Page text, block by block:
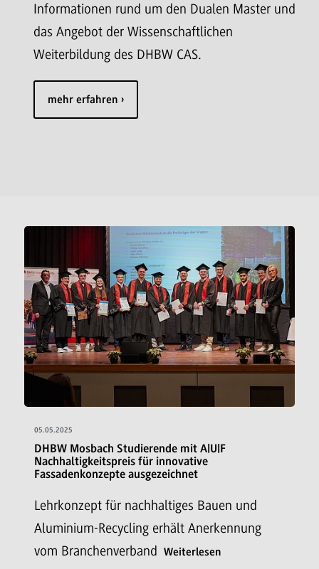
Informationen rund um den Dualen Master und
das Angebot der Wissenschaftlichen
Weiterbildung des DHBW CAS.
mehr erfahren
05.05.2025
DHBW Mosbach Studierende mit A|U|F
Nachhaltigkeitspreis für innovative
Fassadenkonzepte ausgezeichnet
Lehrkonzept für nachhaltiges Bauen und
Aluminium-Recycling erhält Anerkennung
vom Branchenverband
Weiterlesen